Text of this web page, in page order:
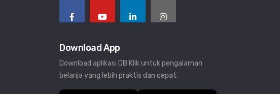
Download App
Download aplikasi DB Klik untuk pengalaman
belanja yang lebih praktis dan cepat.